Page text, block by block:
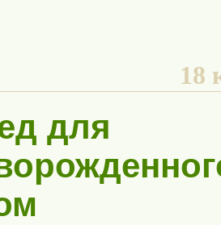
18
для